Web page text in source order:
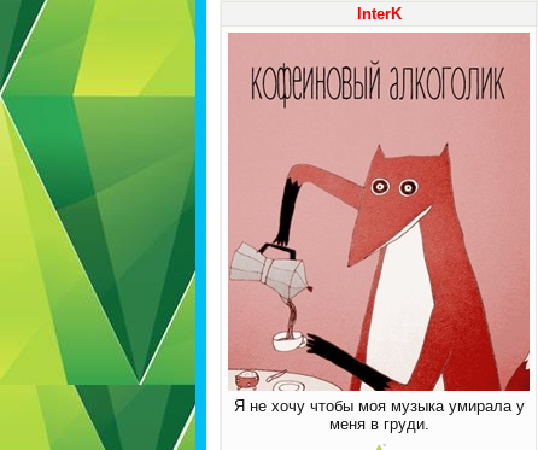
InterK
Я не хочу чтобы моя музыка умирала у
меня в груди.